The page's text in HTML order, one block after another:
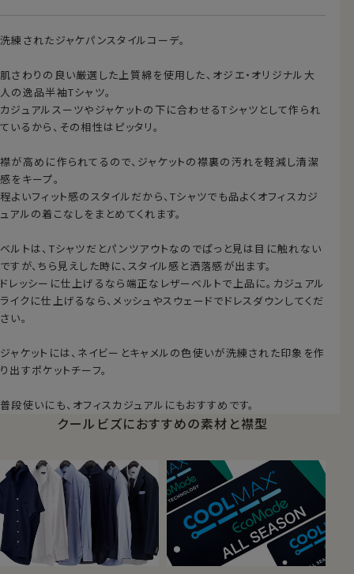
洗練されたジャケパンスタイルコーデ。
肌さわりの良い厳選した上質綿を使用した、オジエ・オリジナル大
人の逸品半袖Tシャツ。
カジュアルスーツやジャケットの下に合わせるTシャツとして作られ
ているから、その相性はピッタリ。
襟が高めに作られてるので、ジャケットの襟裏の汚れを軽減し清潔
感をキープ。
程よいフィット感のスタイルだから、Tシャツでも品よくオフィスカジ
ュアルの着こなしをまとめてくれます。
ベルトは、Tシャツだとパンツアウトなのでぱっと見は目に触れない
ですが、ちら見えした時に、スタイル感と洒落感が出ます。
ドレッシーに仕上げるなら端正なレザーベルトで上品に。カジュアル
ライクに仕上げるなら、メッシュやスウェードでドレスダウンしてくだ
さい。
ジャケットには、ネイビーとキャメルの色使いが洗練された印象を作
り出すポケットチーフ。
普段使いにも、オフィスカジュアルにもおすすめです。
クールビズにおすすめの素材と襟型